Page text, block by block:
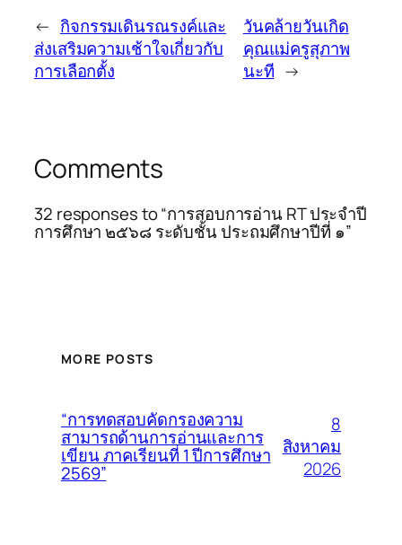
← กิจกรรมเดินรณรงค์และ
ส่งเสริมความเช้าใจเกี่ยวกับ
การเลือกตั้ง
วันคล้ายวันเกิด
คุณแม่ครูสุภาพ
นะที →
Comments
32 responses to “การสอบการอ่าน RT ประจำปี
การศึกษา ๒๕๖๘ ระดับชั้น ประถมศึกษาปีที่ ๑”
MORE POSTS
“การทดสอบคัดกรองความ
สามารถด้านการอ่านและการ
เขียน ภาคเรียนที่ 1 ปีการศึกษา
2569”
8
สิงหาคม
2026